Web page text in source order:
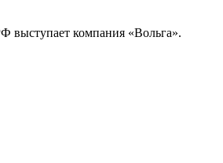
выступает компания «Вольга».